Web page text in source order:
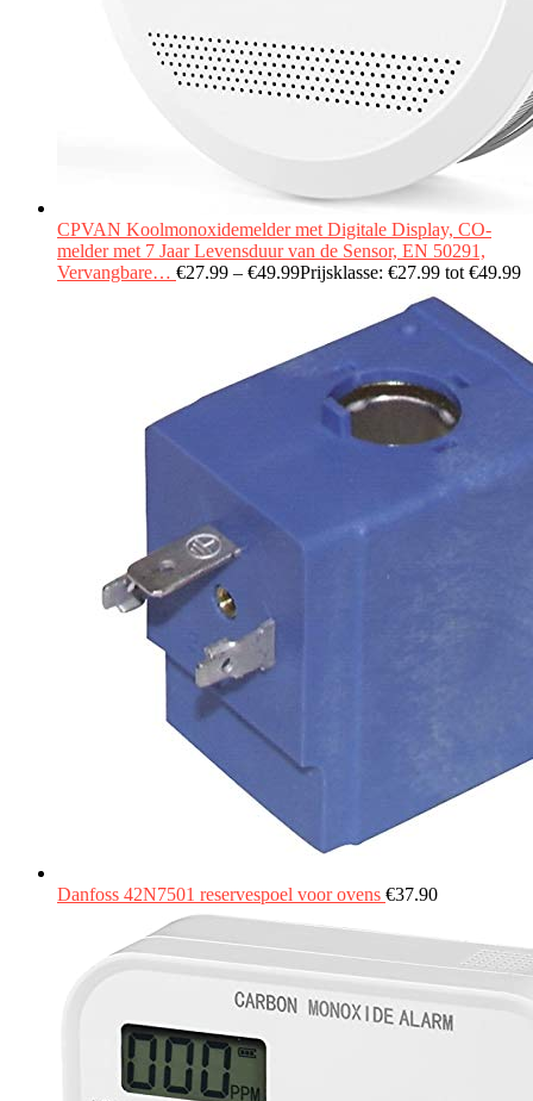
CPVAN Koolmonoxidemelder met Digitale Display, CO-
melder met 7 Jaar Levensduur van de Sensor, EN 50291,
Vervangbare… €27.99 – €49.99Prijsklasse: €27.99 tot €49.99
Danfoss 42N7501 reservespoel voor ovens €37.90